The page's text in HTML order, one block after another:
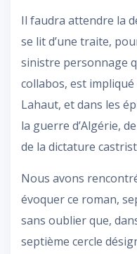
Il faudra attendre la
se lit d’une traite,
sinistre personnage
collabos, est impliqué
Lahaut, et dans les
la guerre d’Algérie,
de la dictature
Nous avons
évoquer ce roman,
sans oublier que,
septième cercle